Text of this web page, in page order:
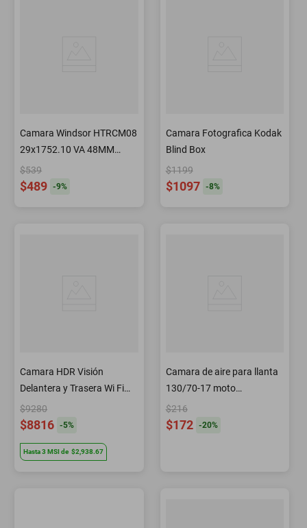
Camara Windsor HTRCM08
29x1752.10 VA 48MM
HUNTER -End
$539
$489 -9%
Camara Fotografica Kodak
Blind Box
$1199
$1097 -8%
Camara HDR Visión
Delantera y Trasera Wi Fi
Thinkware
$9280
$8816 -5%
Hasta3 MSIde $2,938.67
Camara de aire para llanta
130/70-17 moto
motocicleta nyco
$216
$172 -20%